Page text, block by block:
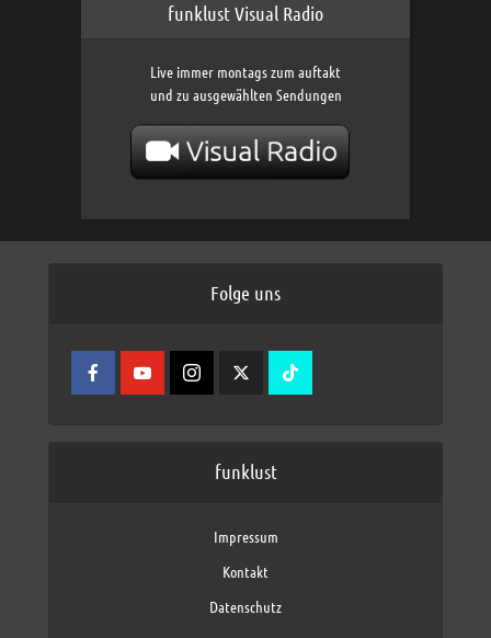
funklust Visual Radio
Live immer montags zum auftakt
und zu ausgewählten Sendungen
Folge uns
funklust
Impressum
Kontakt
Datenschutz